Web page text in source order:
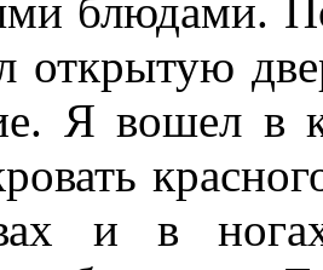
блюдами.
открытую
Я вошел в
и в